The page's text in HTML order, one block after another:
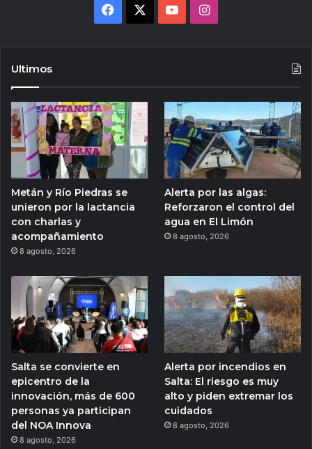
Facebook YouTubeInstagram
Ultimos
Metán y Río Piedras se
unieron por la lactancia
con charlas y
acompañamiento
8 agosto, 2026
Alerta por las algas:
Reforzaron el control del
agua en El Limón
8 agosto, 2026
Salta se convierte en
epicentro de la
innovación, más de 600
personas ya participan
del NOA Innova
8 agosto, 2026
Alerta por incendios en
Salta: El riesgo es muy
alto y piden extremar los
cuidados
8 agosto, 2026